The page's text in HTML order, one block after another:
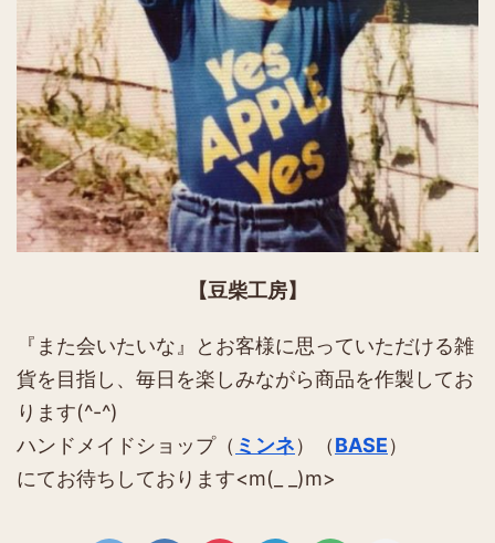
【豆柴工房】
『また会いたいな』とお客様に思っていただける雑
貨を目指し、毎日を楽しみながら商品を作製してお
ります(^-^)
ハンドメイドショップ（ ミンネ）（BASE）
にてお待ちしております<m(_ _)m>